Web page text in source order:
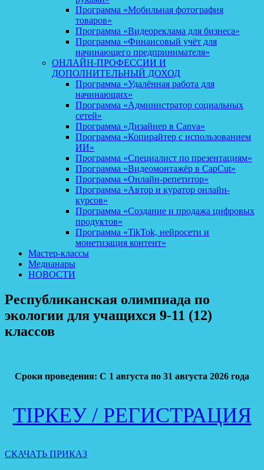
Программа «Мобильная фотография
товаров»
Программа «Видеореклама для бизнеса»
Программа «Финансовый учёт для
начинающего предпринимателя»
ОНЛАЙН-ПРОФЕССИИ И
ДОПОЛНИТЕЛЬНЫЙ ДОХОД
Программа «Удалённая работа для
начинающих»
Программа «Администратор социальных
сетей»
Программа «Дизайнер в Canva»
Программа «Копирайтер с использованием
ИИ»
Программа «Специалист по презентациям»
Программа «Видеомонтажёр в CapCut»
Программа «Онлайн-репетитор»
Программа «Автор и куратор онлайн-
курсов»
Программа «Создание и продажа цифровых
продуктов»
Программа «TikTok, нейросети и
монетизация контент»
Мастер-классы
Медианары
НОВОСТИ
Республиканская олимпиада по
экологии для учащихся 9-11 (12)
классов
Сроки проведения: С 1 августа по 31 августа 2026 года
ТІРКЕУ / РЕГИСТРАЦИЯ
СКАЧАТЬ ПРИКАЗ